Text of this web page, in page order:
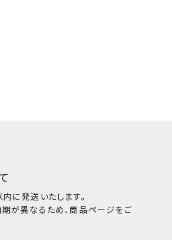
に発送いたします。
が異なるため、商品ページをご